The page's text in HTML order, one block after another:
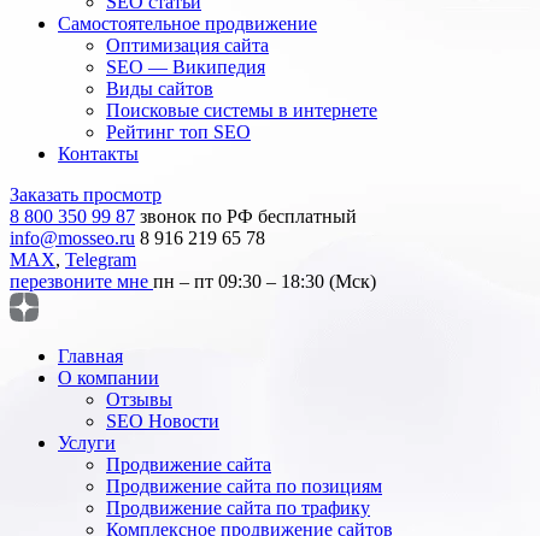
Самостоятельное продвижение
Оптимизация сайта
SEO — Википедия
Виды сайтов
Поисковые системы в интернете
Рейтинг топ SEO
Контакты
Заказать просмотр
8 800 350 99 87 звонок по РФ бесплатный
info@mosseo.ru 8 916 219 65 78
MAX, Telegram
перезвоните мне пн – пт 09:30 – 18:30 (Мск)
Главная
О компании
Отзывы
SEO Новости
Услуги
Продвижение сайта
Продвижение сайта по позициям
Продвижение сайта по трафику
Комплексное продвижение сайтов